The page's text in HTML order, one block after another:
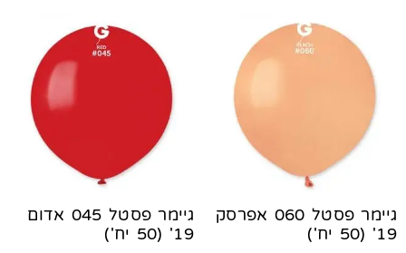
גיימר פסטל 060 אפרסק
19' (50 יח')
גיימר פסטל 045 אדום
19' (50 יח')